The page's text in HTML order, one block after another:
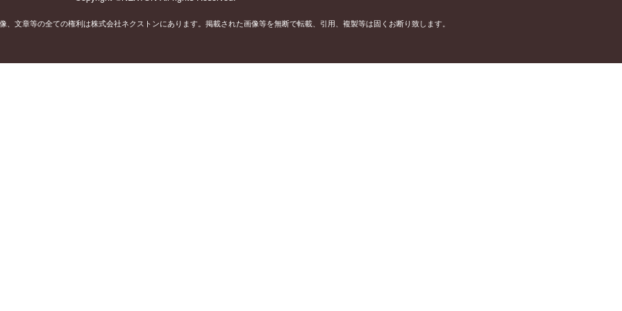
、文章等の全ての権利は株式会社ネクストンにあります。掲載された画像等を無断で転載、引用、複製等は固くお断り致します。